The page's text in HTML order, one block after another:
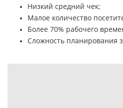
Низкий средний чек;
Малое количество
Более 70% рабочего
Сложность планирования